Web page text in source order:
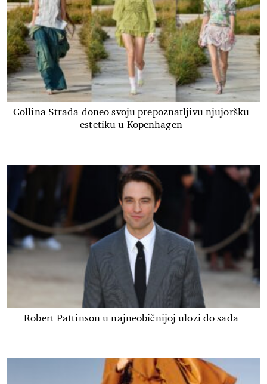
Collina Strada doneo svoju prepoznatljivu njujoršku
estetiku u Kopenhagen
Robert Pattinson u najneobičnijoj ulozi do sada